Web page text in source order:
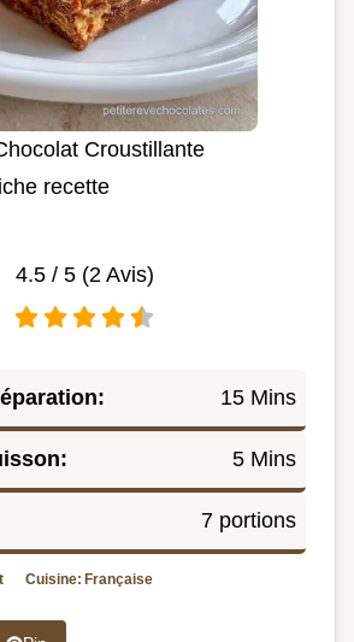
Croustillante
recette
4.5/ 5 (2 Avis)
15 Mins
5 Mins
7 portions
Cuisine: Française